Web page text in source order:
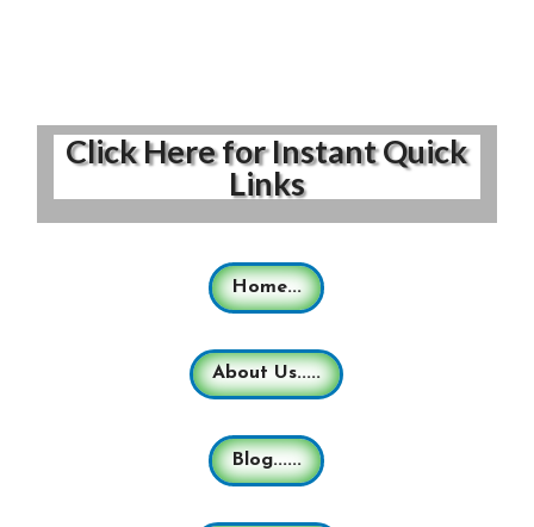
Click Here for Instant Quick
Links
Home...
About Us.....
Blog......